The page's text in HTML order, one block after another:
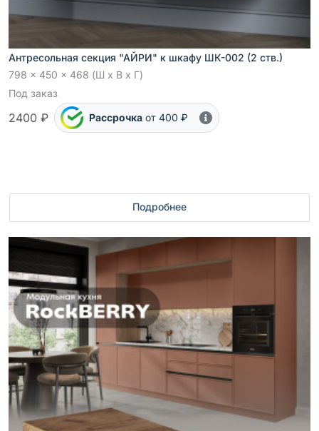
Антресольная секция "АЙРИ" к шкафу ШК-002 (2 ств.)
798 x 450 x 468 (Ш x В x Г)
Под заказ
2400 ₽ Рассрочка от 400 ₽
Подробнее